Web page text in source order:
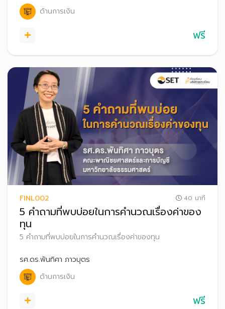
ด้านการเงิน
ฟรี
FINL002 40 นาที
5 คำถามที่พบบ่อยในการคำนวณเรื่องค่าของ
ทุน
5 คำถามที่พบบ่อยในการคำนวณเรื่องค่าของทุน
รศ.ดร.พันทิศา ภาวบุตร
ด้านการเงิน
ฟรี